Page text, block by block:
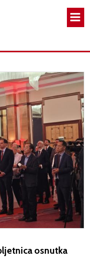
osnutka